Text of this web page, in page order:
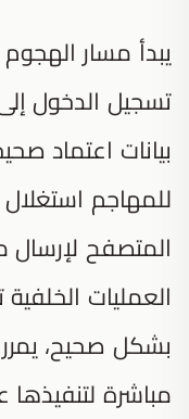
يبدأ مسار
تسجيل الدخول
بيانات اعتماد
للمهاجم
المتصفح لإرسال
العمليات
بشكل صحيح، يمرر
مباشرة